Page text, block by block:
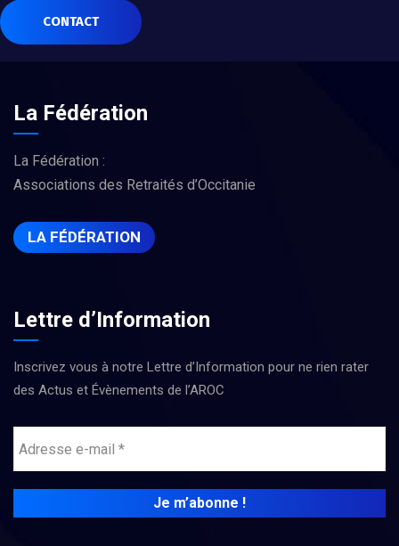
CONTACT
La Fédération
La Fédération :
Associations des Retraités d’Occitanie
LA FÉDÉRATION
Lettre d’Information
Inscrivez vous à notre Lettre d’Information pour ne rien rater
des Actus et Évènements de l’AROC